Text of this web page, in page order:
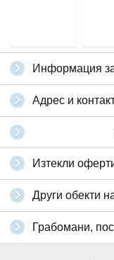
Информация
Адрес и
Изтекли
Други обекти
Грабомани,